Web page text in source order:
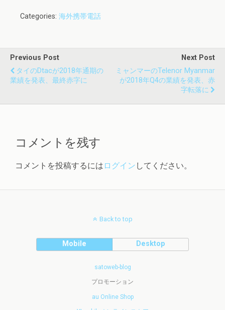
Categories: 海外携帯電話
Previous Post
タイのdtacが2018年通期の
業績を発表、最終赤字に
Next Post
ミャンマーのTelenor Myanmar
が2018年Q4の業績を発表、赤
字転落に
コメントを残す
コメントを投稿するには ログイン してください。
Back to top
Mobile Desktop
satoweb-blog
プロモーション
au Online Shop